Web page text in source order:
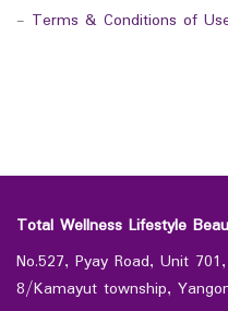
- Terms & Conditions of
Total Wellness Lifestyle
No.527, Pyay Road, Unit
8/Kamayut township,